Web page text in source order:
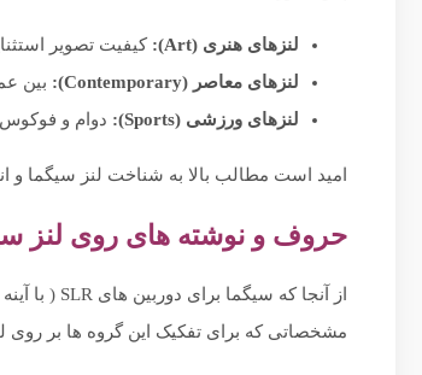
لنزهای هنری (Art):
کیفیت تصویر
لنزهای معاصر (Contemporary):
بین
لنزهای ورزشی (Sports):
دوام و
امید است مطالب بالا به شناخت لنز سیگما و
حروف و نوشته های روی لنز
مشخصاتی که برای تفکیک این گروه ها بر روی